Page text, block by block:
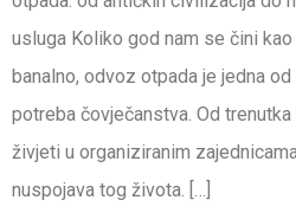
usluga Koliko god nam se čini
banalno, odvoz otpada je jedna
potreba čovječanstva. Od
živjeti u organiziranim
nuspojava tog života. […]